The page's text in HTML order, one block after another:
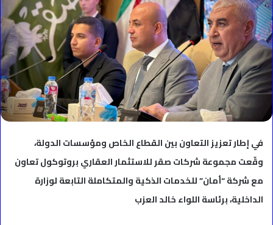
في إطار تعزيز التعاون بين القطاع الخاص ومؤسسات الدولة،
وقّعت مجموعة شركات صقر للاستثمار العقاري بروتوكول تعاون
مع شركة “أمان” للخدمات الذكية والمتكاملة التابعة لوزارة
الداخلية، برئاسة اللواء خالد العزب